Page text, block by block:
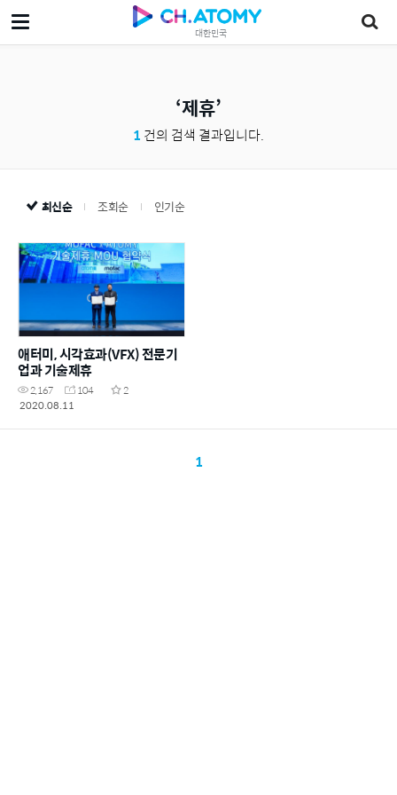
대한민국
제휴
1 건의 검색 결과입니다.
최신순 조회순 인기순
애터미, 시각효과(VFX) 전문기
업과 기술제휴
2,167 104
2
2020.08.11
1